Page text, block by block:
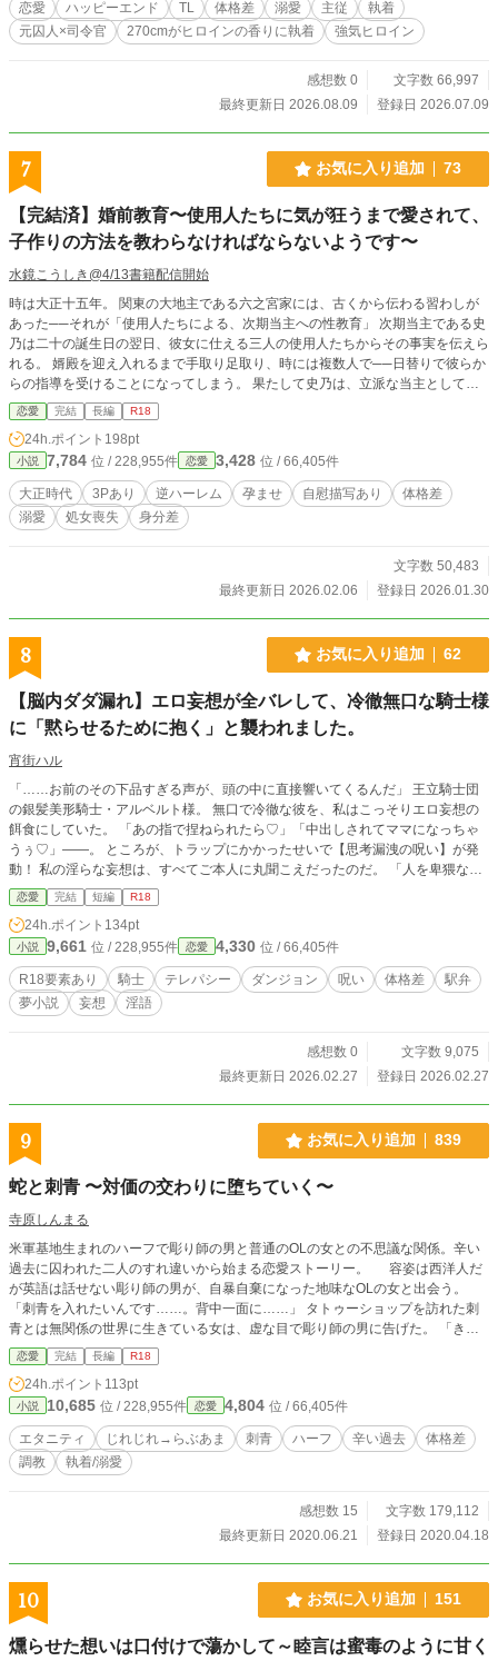
恋愛 ハッピーエンド TL 体格差 溺愛 主従
執着
元囚人×司令官
270cmがヒロインの香りに執着 強気ヒロイン
感想数 0
文字数 66,997
最終更新日 2026.08.09
登録日 2026.07.09
7 お気に入り追加 73
【完結済】婚前教育〜使用人たちに気が狂うまで愛されて、
子作りの方法を教わらなければならないようです〜
水鏡こうしき@4/13書籍配信開始
時は大正十五年。 関東の大地主である六之宮家には、古くから伝わる習わしが
あった──それが「使用人たちによる、次期当主への性教育」 次期当主である史
乃は二十の誕生日の翌日、彼女に仕える三人の使用人たちからその事実を伝えら
れる。 婿殿を迎え入れるまで手取り足取り、時には複数人で──日替りで彼らか
らの指導を受けることになってしまう。 果たして史乃は、立派な当主として跡
取りを産むために、知識を身につけることが出来るのか……。 ※（★）がつい
ているお話はR18シーン有りです ※完結まで毎日更新します ムーンライトにも
同時掲載しております
恋愛 完結 長編 R18
24h.ポイント 198pt
小説 7,784 位 / 228,955件 恋愛 3,428 位 / 66,405件
大正時代 3Pあり 逆ハーレム 孕ませ 自慰描写あり
体格差
溺愛
処女喪失 身分差
文字数 50,483
最終更新日 2026.02.06
登録日 2026.01.30
8 お気に入り追加 62
【脳内ダダ漏れ】エロ妄想が全バレして、冷徹無口な騎士様
に「黙らせるために抱く」と襲われました。
宵街ハル
「……お前のその下品すぎる声が、頭の中に直接響いてくるんだ」 王立騎士団
の銀髪美形騎士・アルベルト様。 無口で冷徹な彼を、私はこっそりエロ妄想の
餌食にしていた。 「あの指で捏ねられたら♡」「中出しされてママになっちゃ
うぅ♡」――。 ところが、トラップにかかったせいで【思考漏洩の呪い】が発
動！ 私の淫らな妄想は、すべてご本人に丸聞こえだったのだ。 「人を卑猥な道
具のように……。その妄想、現実にして黙らせてやる」 獲物を狙う猛獣のよう
に瞳を濁らせた騎士様。 逃げ場のないダンジョンの奥で、私の妄想を凌駕する
「完コピ責め」が始まって――。 理性的な騎士様に火をつけ、ナカまで暴き尽
くす、逆転調教ファンタジー！ ※本作はpixivからの再録です。 ※サイトの傾向
に合わせ、タイトルや内容を一部調整しております。
恋愛 完結 短編 R18
24h.ポイント 134pt
小説 9,661 位 / 228,955件 恋愛 4,330 位 / 66,405件
R18要素あり 騎士 テレパシー ダンジョン 呪い 体格差
駅弁
夢小説
妄想 淫語
感想数 0
文字数 9,075
最終更新日 2026.02.27
登録日 2026.02.27
9 お気に入り追加 839
蛇と刺青 〜対価の交わりに堕ちていく〜
寺原しんまる
米軍基地生まれのハーフで彫り師の男と普通のOLの女との不思議な関係。辛い
過去に囚われた二人のすれ違いから始まる恋愛ストーリー。 容姿は西洋人だ
が英語は話せない彫り師の男が、自暴自棄になった地味なOLの女と出会う。
「刺青を入れたいんです……。背中一面に……」 タトゥーショップを訪れた刺
青とは無関係の世界に生きている女は、虚な目で彫り師の男に告げた。 「きっ
と君は後悔する、止めておきな」 彫り師の男が女を追い返そうとするが、思い
詰めた女は一つの見返りを提案する。 刺青の金額とは別に、彫って貰うことに
対する対価を毎回支払うというものだった。 初めはジレジレ展開ですが、後ほ
ど溺愛に発展します。体格差、ヒロインが年の割には幼い容姿ですが脱いだ
ら……。 性描写は激しいですのでご注意ください。 ムーンライトノベルズでも
連載しています。 魔法のiらんど小説大賞予選通過いたしました！
恋愛 完結 長編 R18
24h.ポイント 113pt
小説 10,685 位 / 228,955件 恋愛 4,804 位 / 66,405件
エタニティ じれじれ→らぶあま 刺青 ハーフ 辛い過去
体格差
調教
執着/溺愛
感想数 15
文字数 179,112
最終更新日 2020.06.21
登録日 2020.04.18
10 お気に入り追加 151
燻らせた想いは口付けで蕩かして～睦言は蜜毒のように甘く